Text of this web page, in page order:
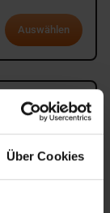
Über Cookies
Auswählen